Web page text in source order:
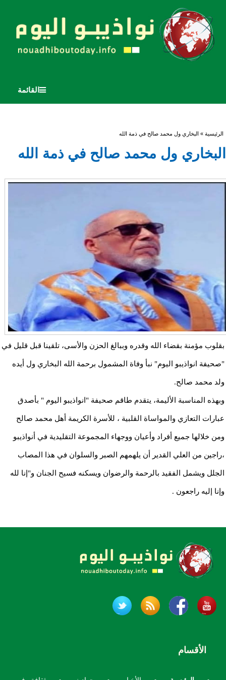
القائمة
أنت هنا
الرئيسية » البخاري ول محمد صالح في ذمة الله
البخاري ول محمد صالح في ذمة الله
بقلوب مؤمنة بقضاء الله وقدره وببالغ الحزن والأسى، تلقينا قبل قليل في
"صحيفة انواذيبو اليوم" نبأ وفاة المشمول برحمة الله البخاري ول أيده
ولد محمد صالح.
وبهذه المناسبة الأليمة، يتقدم طاقم صحيفة "انواذيبو اليوم " بأصدق
عبارات التعازي والمواساة القلبية ، للأسرة الكريمة أهل محمد صالح
ومن خلالها جميع أفراد وأعيان ووجهاء المجموعة التقليدية في أنواذيبو
،راجين من العلي القدير أن يلهمهم الصبر والسلوان في هذا المصاب
الجلل ويشمل الفقيد بالرحمة والرضوان ويسكنه فسيح الجنان و"إنا لله
وإنا إليه راجعون .
الأقسام